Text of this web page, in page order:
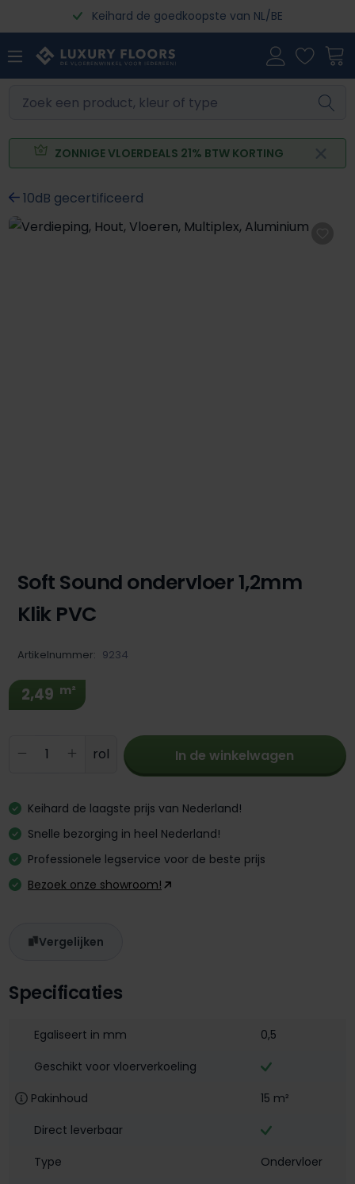
Ga naar de hoofdinhoudKeihard de goedkoopste van NL/BE
ZONNIGE VLOERDEALS 21% BTW KORTING
10dB gecertificeerd
Afbeeldingengalerij overslaan
Specificaties
Egaliseert in mm
0,5
Geschikt voor vloerverkoeling
Pakinhoud
15 m²
Direct leverbaar
Type
Ondervloer
Soft Sound ondervloer 1,2mm
Klik PVC
Artikelnummer: 9234
2,49 m²
Producthoeveelheid: Voer de
rol In de winkelwagen
Keihard de laagste prijs van Nederland!
Snelle bezorging in heel Nederland!
Professionele legservice voor de beste prijs
Bezoek onze showroom!
Vergelijken